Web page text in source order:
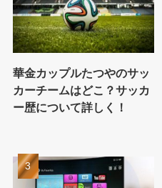
華金カップルたつやのサッ
カーチームはどこ？サッカ
ー歴について詳しく！